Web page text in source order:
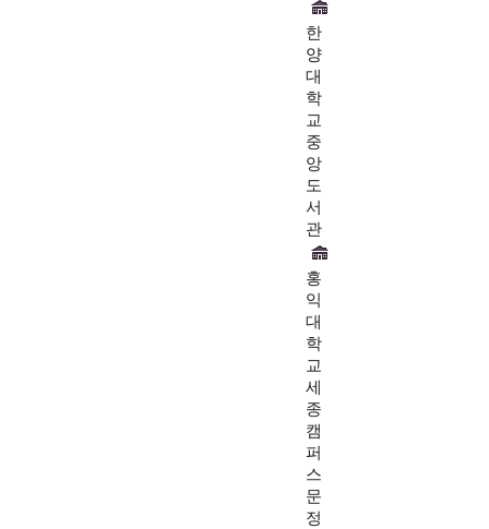
한
양
대
학
교
중
앙
도
서
관
홍
익
대
학
교
세
종
캠
퍼
스
문
정